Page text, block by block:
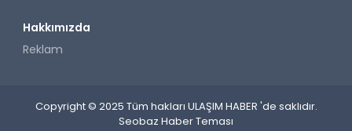
Hakkımızda
Reklam
Copyright © 2025 Tüm hakları ULAŞIM HABER 'de saklıdır.
Seobaz Haber Teması